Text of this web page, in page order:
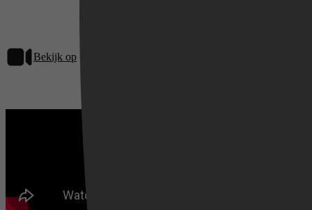
Bekijk op